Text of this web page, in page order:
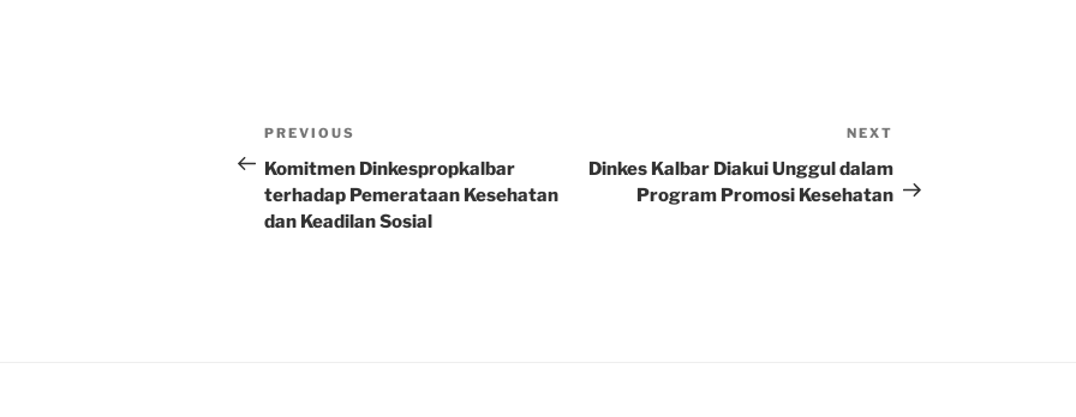
Post
navigation
Previous
Post
PREVIOUS
Komitmen Dinkespropkalbar
terhadap Pemerataan Kesehatan
dan Keadilan Sosial
Post
NEXT
Dinkes Kalbar Diakui Unggul dalam
Program Promosi Kesehatan